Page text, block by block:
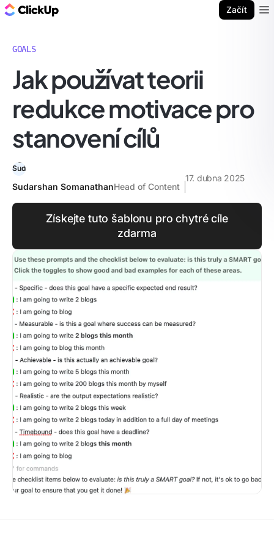
Začít
GOALS
Jak používat teorii
redukce motivace pro
stanovení cílů
Sudarshan SomanathanHead of Content
17. dubna 2025
Získejte tuto šablonu pro chytré cíle
zdarma